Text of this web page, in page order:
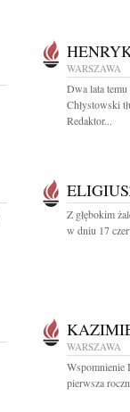
WARSZAWA
Dwa lata
Chłystowski
Redaktor...
Z głębokim
w dniu 17
WARSZAWA
Wspomnienie
pierwsza